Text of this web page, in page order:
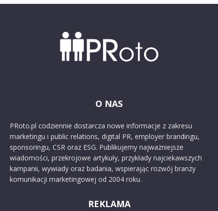
O NAS
PRoto.pl codziennie dostarcza nowe informacje z zakresu
marketingu i public relations, digital PR, employer brandingu,
sponsoringu, CSR oraz ESG. Publikujemy najważniejsze
wiadomości, przekrojowe artykuły, przykłady najciekawszych
kampanii, wywiady oraz badania, wspierając rozwój branży
komunikacji marketingowej od 2004 roku.
REKLAMA